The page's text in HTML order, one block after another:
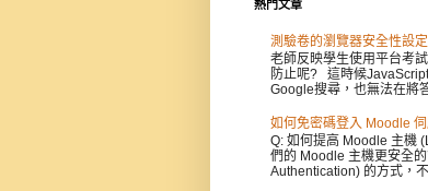
熱門文章
測驗卷的瀏覽器安全性設定
老師反映學生使用平台考
防止呢? 這時候
Google搜尋，也無法在將
如何免密碼登入 Moodle
Q: 如何提高 Moodle 主機
們的 Moodle 主機更安全
Authentication) 的方式，